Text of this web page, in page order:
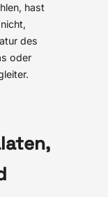
hast
des
oder